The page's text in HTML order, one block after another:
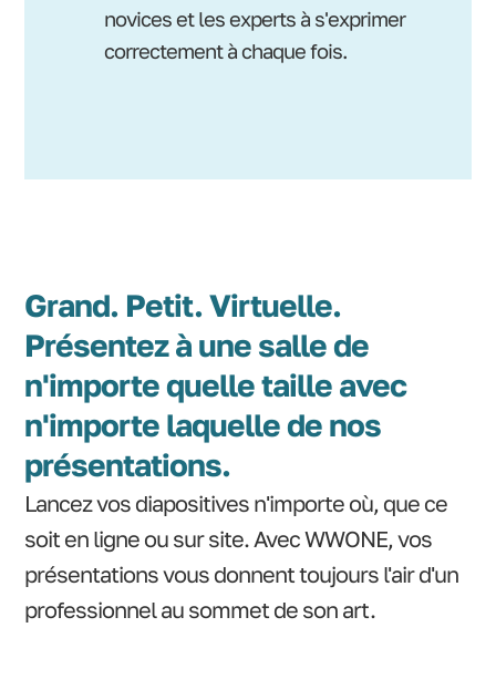
novices et les experts à s'exprimer
correctement à chaque fois.
Grand. Petit. Virtuelle.
Présentez à une salle de
n'importe quelle taille avec
n'importe laquelle de nos
présentations.
Lancez vos diapositives n'importe où, que ce
soit en ligne ou sur site. Avec WWONE, vos
présentations vous donnent toujours l'air d'un
professionnel au sommet de son art.